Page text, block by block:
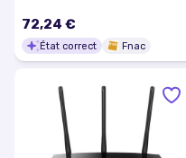
72,24 €
État correct Fnac